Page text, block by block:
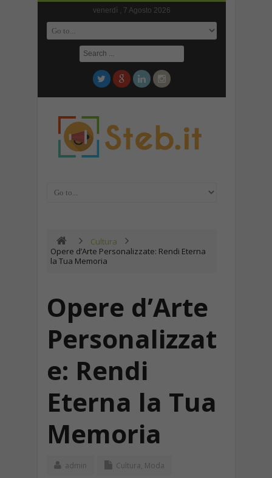
venerdì , 7 Agosto 2026
Cultura
Opere d’Arte Personalizzate: Rendi Eterna
la Tua Memoria
Opere d’Arte
Personalizzat
e: Rendi
Eterna la Tua
Memoria
admin Cultura, Moda